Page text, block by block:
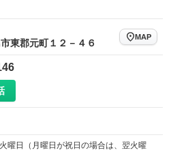
東郡元町１２－４６
MAP
曜日（月曜日が祝日の場合は、翌火曜